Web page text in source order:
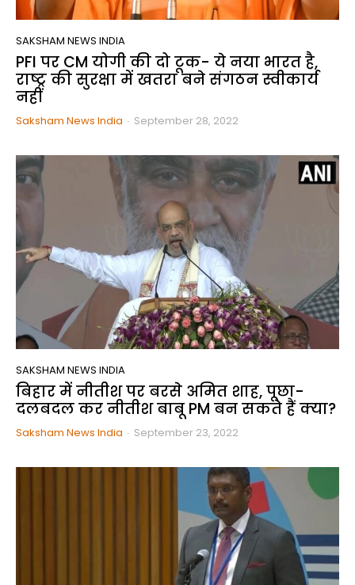
SAKSHAM NEWS INDIA
PFI पर CM योगी की दो टूक- ये नया भारत है,
राष्ट्र की सुरक्षा में खतरा बने संगठन स्वीकार्य
नहीं
Saksham News India - September 28, 2022
SAKSHAM NEWS INDIA
बिहार में नीतीश पर बरसे अमित शाह, पूछा-
दलबदल कर नीतीश बाबू PM बन सकते हैं क्या?
Saksham News India - September 23, 2022